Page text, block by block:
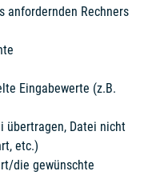
anfordernden Rechners
Eingabewerte (z.B.
übertragen, Datei nicht
etc.)
die gewünschte